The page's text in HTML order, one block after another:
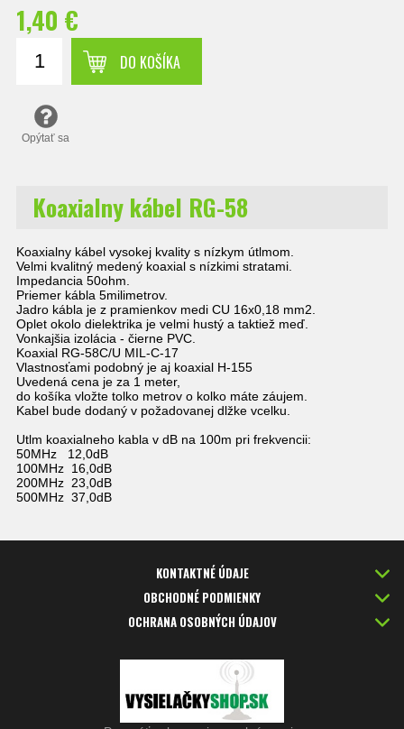
1,40 €
DO KOŠÍKA
Opýtať sa
Koaxialny kábel RG-58
Koaxialny kábel vysokej kvality s nízkym útlmom.
Velmi kvalitný medený koaxial s nízkimi stratami.
Impedancia 50ohm.
Priemer kábla 5milimetrov.
Jadro kábla je z pramienkov medi CU 16x0,18 mm2.
Oplet okolo dielektrika je velmi hustý a taktiež meď.
Vonkajšia izolácia - čierne PVC.
Koaxial RG-58C/U MIL-C-17
Vlastnosťami podobný je aj koaxial H-155
Uvedená cena je za 1 meter,
do košíka vložte tolko metrov o kolko máte záujem.
Kabel bude dodaný v požadovanej dlžke vcelku.
Utlm koaxialneho kabla v dB na 100m pri frekvencii:
50MHz 12,0dB
100MHz 16,0dB
200MHz 23,0dB
500MHz 37,0dB
KONTAKTNÉ ÚDAJE
OBCHODNÉ PODMIENKY
OCHRANA OSOBNÝCH ÚDAJOV